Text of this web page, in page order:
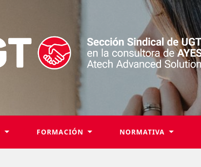
FORMACIÓN NORMATIVA